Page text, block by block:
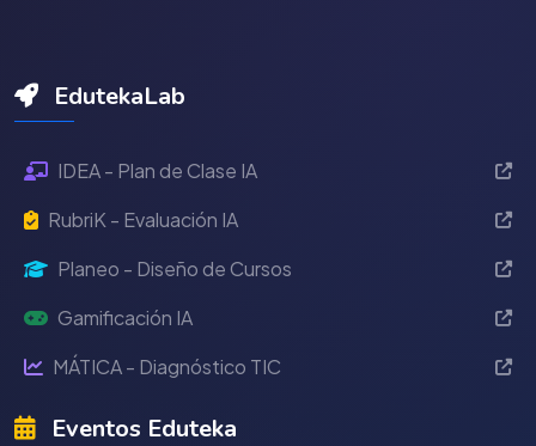
EdutekaLab
IDEA - Plan de Clase IA
RubriK - Evaluación IA
Planeo - Diseño de Cursos
Gamificación IA
MÁTICA - Diagnóstico TIC
Eventos Eduteka